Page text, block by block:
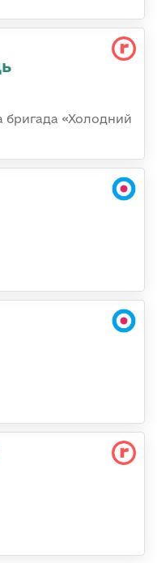
бригада «Холодний